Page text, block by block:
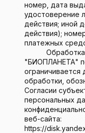
номер, дата
удостоверение
действия; иной
действия);
платежных
Обработка,
"БИОПЛАНЕТА"
обработки,
Согласии
персональных
веб-сайта:
https://